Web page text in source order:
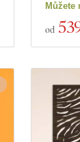
Můžete
od